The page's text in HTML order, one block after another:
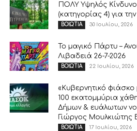
ΠΟΛΥ Υψηλός
(κατηγορίας 4) για
ΒΟΙΩΤΙΑ 30 Ιουλίου, 2026
Το μαγικό Πάρτυ –
Λιβαδειά 26-7-2026
ΒΟΙΩΤΙΑ 22 Ιουλίου, 2026
«Κυβερνητικό
100 εκατομμύρια
Δήμων & ευάλωτων
Γιώργος Μουλκιώτης
ΒΟΙΩΤΙΑ 17 Ιουλίου, 2026